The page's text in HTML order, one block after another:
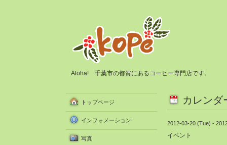
Aloha! 千葉市の都賀にあるコーヒー専門店です。
カレンダ
2012-03-20 (Tue) -
イベント
トップページ
インフォメーション
写真